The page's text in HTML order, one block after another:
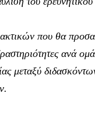
που θα
ανά
μεταξύ